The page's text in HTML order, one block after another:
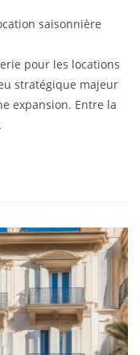
saisonnière
pour les locations
stratégique majeur
expansion. Entre la